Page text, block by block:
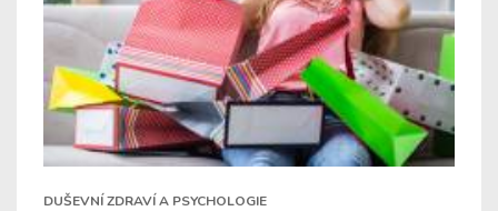
DUŠEVNÍ ZDRAVÍ A PSYCHOLOGIE